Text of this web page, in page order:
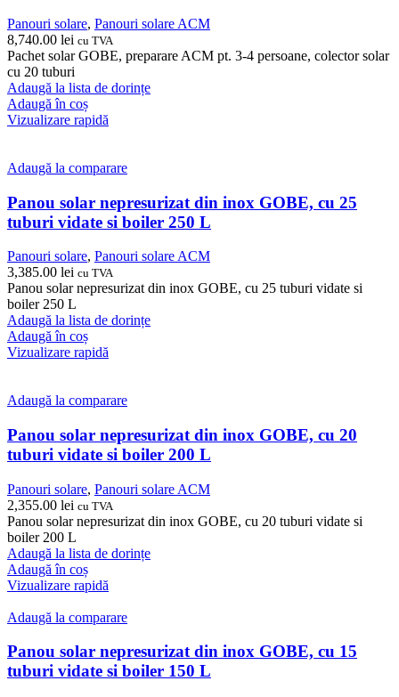
Panouri solare, Panouri solare ACM
8,740.00 lei cu TVA
Pachet solar GOBE, preparare ACM pt. 3-4 persoane, colector solar
cu 20 tuburi
Adaugă la lista de dorințe
Adaugă în coș
Vizualizare rapidă
Adaugă la comparare
Panou solar nepresurizat din inox GOBE, cu 25
tuburi vidate si boiler 250 L
Panouri solare, Panouri solare ACM
3,385.00 lei cu TVA
Panou solar nepresurizat din inox GOBE, cu 25 tuburi vidate si
boiler 250 L
Adaugă la lista de dorințe
Adaugă în coș
Vizualizare rapidă
Adaugă la comparare
Panou solar nepresurizat din inox GOBE, cu 20
tuburi vidate si boiler 200 L
Panouri solare, Panouri solare ACM
2,355.00 lei cu TVA
Panou solar nepresurizat din inox GOBE, cu 20 tuburi vidate si
boiler 200 L
Adaugă la lista de dorințe
Adaugă în coș
Vizualizare rapidă
Adaugă la comparare
Panou solar nepresurizat din inox GOBE, cu 15
tuburi vidate si boiler 150 L